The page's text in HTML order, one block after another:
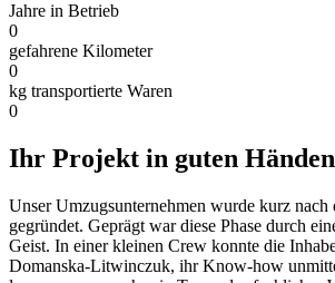
Jahre in Betrieb
0
gefahrene Kilometer
0
kg transportierte Waren
0
Ihr Projekt in guten Händen
Unser Umzugsunternehmen wurde kurz nach
gegründet. Geprägt war diese Phase durch
Geist. In einer kleinen Crew konnte die
Domanska-Litwinczuk, ihr Know-how